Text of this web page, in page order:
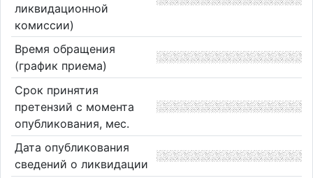
ликвидационной
комиссии)
Время обращения
(график приема)
Срок принятия
претензий с момента
опубликования, мес.
Дата опубликования
сведений о ликвидации